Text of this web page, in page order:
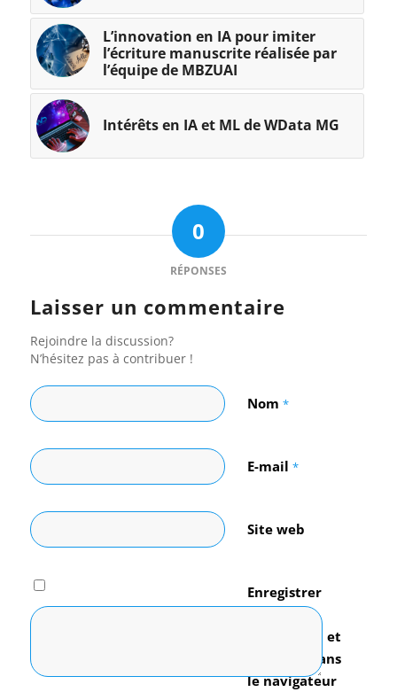
L’innovation en IA pour imiter
l’écriture manuscrite réalisée par
l’équipe de MBZUAI
Intérêts en IA et ML de WData MG
0
RÉPONSES
Laisser un commentaire
Rejoindre la discussion?
N’hésitez pas à contribuer !
Nom *
E-mail *
Site web
Enregistrer
mon nom,
mon e-mail et
mon site dans
le navigateur